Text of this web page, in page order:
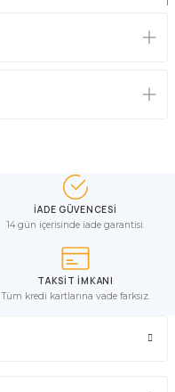
İADE GÜVENCESİ
14 gün içerisinde iade garantisi.
TAKSİT İMKANI
Tüm kredi kartlarına vade farksız.